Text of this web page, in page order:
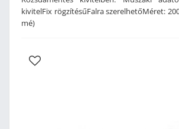
kivitelFix rögzítésűFalra szerelhetőMéret:
mé)